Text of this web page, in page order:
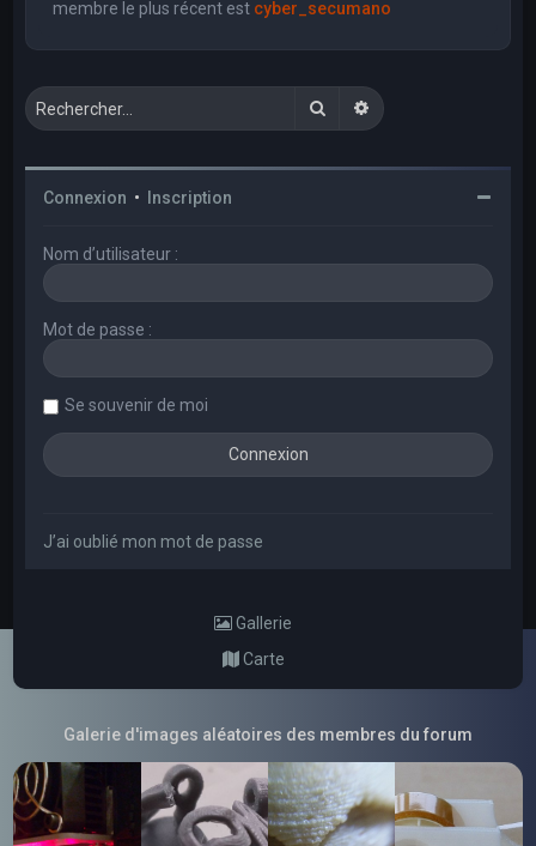
membre le plus récent est cyber_secumano
RechercherRecherche avancée
Connexion • Inscription
Nom d’utilisateur :
Mot de passe :
Se souvenir de moi
J’ai oublié mon mot de passe
Gallerie
Carte
Galerie d'images aléatoires des membres du forum